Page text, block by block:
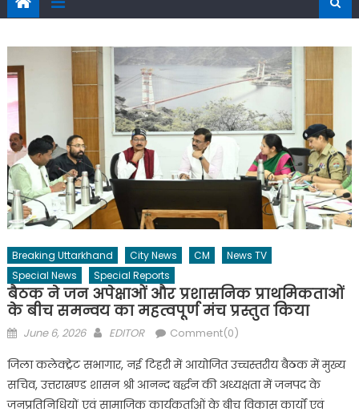
Breaking Uttarkhand City News CM
News TV
Special News
Special Reports
बैठक ने जन अपेक्षाओं और प्रशासनिक प्राथमिकताओं
के बीच समन्वय का महत्वपूर्ण मंच प्रस्तुत किया
Posted
June 6, 2026 Author
EDITOR Comment(0)
जिला कलेक्ट्रेट सभागार, नई टिहरी में आयोजित उच्चस्तरीय बैठक में मुख्य
सचिव, उत्तराखण्ड शासन श्री आनन्द बर्द्धन की अध्यक्षता में जनपद के
जनप्रतिनिधियों एवं सामाजिक कार्यकर्ताओं के बीच विकास कार्यों एवं